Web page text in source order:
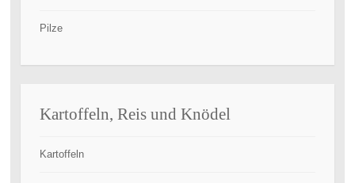
Pilze
Kartoffeln, Reis und Knödel
Kartoffeln